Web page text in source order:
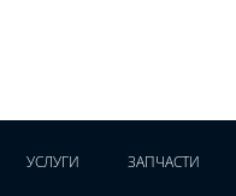
УСЛУГИ ЗАПЧАСТИ